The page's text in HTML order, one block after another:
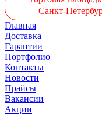
Санкт-
Главная
Доставка
Гарантии
Портфолио
Контакты
Новости
Прайсы
Вакансии
Акции